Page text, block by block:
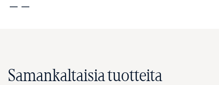
Samankaltaisia tuotteita